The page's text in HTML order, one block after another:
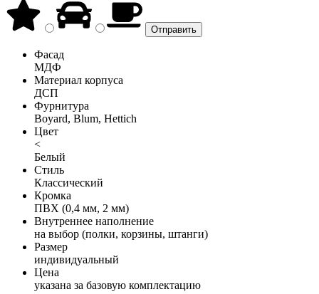
Фасад
МДФ
Материал корпуса
ДСП
Фурнитура
Boyard, Blum, Hettich
Цвет
<
Белый
Стиль
Классический
Кромка
ПВХ (0,4 мм, 2 мм)
Внутреннее наполнение
на выбор (полки, корзины, штанги)
Размер
индивидуальный
Цена
указана за базовую комплектацию